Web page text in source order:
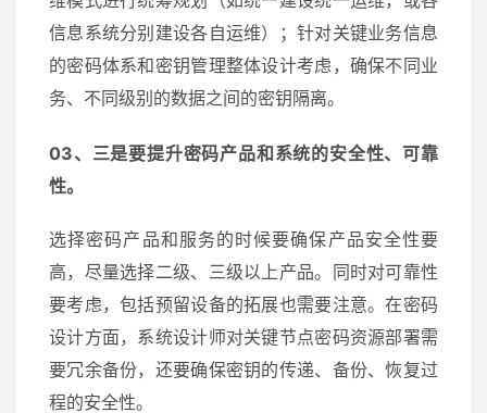
信息系统分别建设各自运维）；针对关键业务信息
的密码体系和密钥管理整体设计考虑，确保不同业
务、不同级别的数据之间的密钥隔离。
03、三是要提升密码产品和系统的安全性、可靠
性。
选择密码产品和服务的时候要确保产品安全性要
高，尽量选择二级、三级以上产品。同时对可靠性
要考虑，包括预留设备的拓展也需要注意。在密码
设计方面，系统设计师对关键节点密码资源部署需
要冗余备份，还要确保密钥的传递、备份、恢复过
程的安全性。